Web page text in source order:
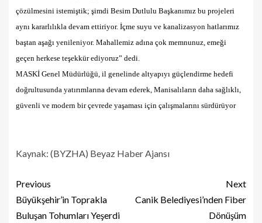
çözülmesini istemiştik; şimdi Besim Dutlulu Başkanımız bu projeleri
aynı kararlılıkla devam ettiriyor. İçme suyu ve kanalizasyon hatlarımız
baştan aşağı yenileniyor. Mahallemiz adına çok memnunuz, emeği
geçen herkese teşekkür ediyoruz” dedi.
​MASKİ Genel Müdürlüğü, il genelinde altyapıyı güçlendirme hedefi
doğrultusunda yatırımlarına devam ederek, Manisalıların daha sağlıklı,
güvenli ve modern bir çevrede yaşaması için çalışmalarını sürdürüyor
Kaynak: (BYZHA) Beyaz Haber Ajansı
Previous
Büyükşehir’in Toprakla
Buluşan Tohumları Yeşerdi
Next
Canik Belediyesi’nden Fiber
Dönüşüm